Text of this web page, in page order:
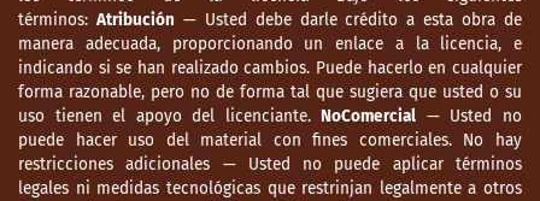
términos: Atribución — Usted debe darle crédito a esta obra de
manera adecuada, proporcionando un enlace a la licencia, e
indicando si se han realizado cambios. Puede hacerlo en cualquier
forma razonable, pero no de forma tal que sugiera que usted o su
uso tienen el apoyo del licenciante.NoComercial — Usted no
puede hacer uso del material con fines comerciales. No hay
restricciones adicionales — Usted no puede aplicar términos
legales ni medidas tecnológicas que restrinjan legalmente a otros